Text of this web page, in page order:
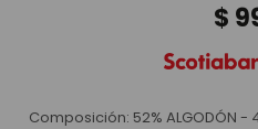
$
Composición: 52% ALGODÓN -